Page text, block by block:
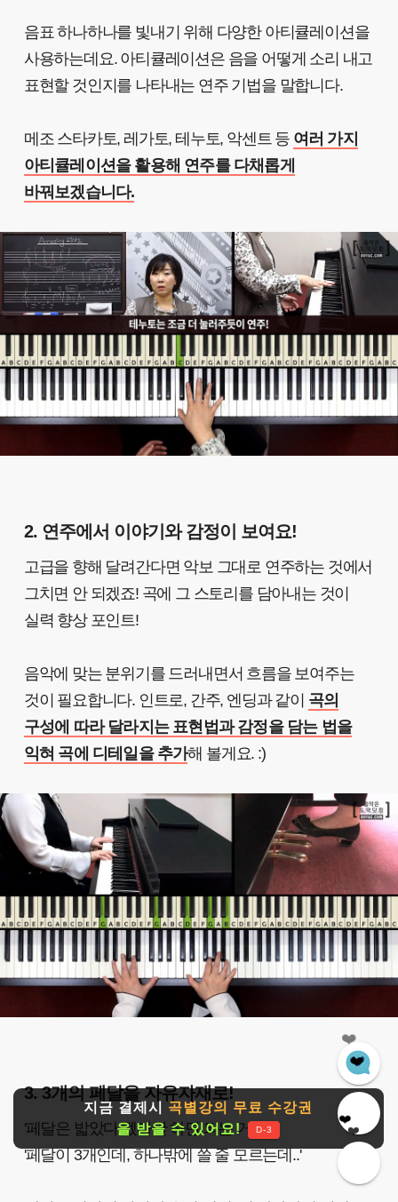
지금 결제시 곡별강의 무료 수강권
을 받을 수 있어요!
D-3
음표 하나하나를 빛내기 위해 다양한 아티큘레이션을
사용하는데요. 아티큘레이션은 음을 어떻게 소리 내고
표현할 것인지를 나타내는 연주 기법을 말합니다.
메조 스타카토, 레가토, 테누토, 악센트 등 여러 가지
아티큘레이션을 활용해 연주를 다채롭게
바꿔보겠습니다.
2. 연주에서 이야기와 감정이 보여요!
고급을 향해 달려간다면 악보 그대로 연주하는 것에서
그치면 안 되겠죠! 곡에 그 스토리를 담아내는 것이
실력 향상 포인트!
음악에 맞는 분위기를 드러내면서 흐름을 보여주는
것이 필요합니다. 인트로, 간주, 엔딩과 같이 곡의
구성에 따라 달라지는 표현법과 감정을 담는 법을
익혀 곡에 디테일을 추가해 볼게요. :)
3. 3개의 페달을 자유자재로!
'페달은 밟았다 뗐다만 하면 되는 거죠?'
'페달이 3개인데, 하나밖에 쓸 줄 모르는데..'
❤️❤️
❤️
❤️
❤️